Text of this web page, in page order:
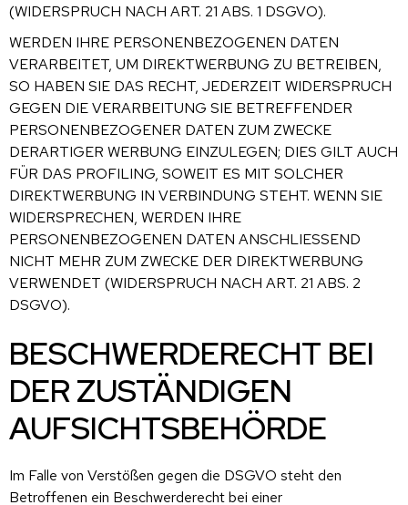
(WIDERSPRUCH NACH ART. 21 ABS. 1 DSGVO).
WERDEN IHRE PERSONENBEZOGENEN DATEN
VERARBEITET, UM DIREKTWERBUNG ZU BETREIBEN,
SO HABEN SIE DAS RECHT, JEDERZEIT WIDERSPRUCH
GEGEN DIE VERARBEITUNG SIE BETREFFENDER
PERSONENBEZOGENER DATEN ZUM ZWECKE
DERARTIGER WERBUNG EINZULEGEN; DIES GILT AUCH
FÜR DAS PROFILING, SOWEIT ES MIT SOLCHER
DIREKTWERBUNG IN VERBINDUNG STEHT. WENN SIE
WIDERSPRECHEN, WERDEN IHRE
PERSONENBEZOGENEN DATEN ANSCHLIESSEND
NICHT MEHR ZUM ZWECKE DER DIREKTWERBUNG
VERWENDET (WIDERSPRUCH NACH ART. 21 ABS. 2
DSGVO).
BESCHWERDE­RECHT BEI
DER ZUSTÄNDIGEN
AUFSICHTS­BEHÖRDE
Im Falle von Verstößen gegen die DSGVO steht den
Betroffenen ein Beschwerderecht bei einer